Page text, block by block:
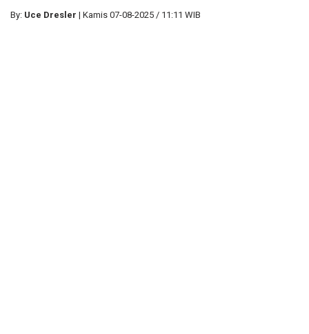
By: Uce Dresler | Kamis 07-08-2025 / 11:11 WIB